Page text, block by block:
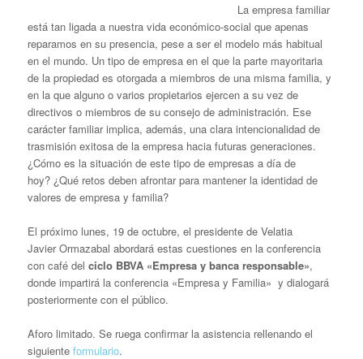
La empresa familiar
está tan ligada a nuestra vida económico-social que apenas
reparamos en su presencia, pese a ser el modelo más habitual
en el mundo. Un tipo de empresa en el que la parte mayoritaria
de la propiedad es otorgada a miembros de una misma familia, y
en la que alguno o varios propietarios ejercen a su vez de
directivos o miembros de su consejo de administración. Ese
carácter familiar implica, además, una clara intencionalidad de
trasmisión exitosa de la empresa hacia futuras generaciones.
¿Cómo es la situación de este tipo de empresas a día de
hoy? ¿Qué retos deben afrontar para mantener la identidad de
valores de empresa y familia?
El próximo lunes, 19 de octubre, el presidente de Velatia
JavierOrmazabalabordará estas cuestiones en la conferencia
con café delciclo BBVA «Empresa y banca responsable»,
donde impartirá la conferencia «Empresa y Familia» y dialogará
posteriormente con el público.
Aforo limitado.Se ruega confirmar la asistencia rellenando el
siguienteformulario.